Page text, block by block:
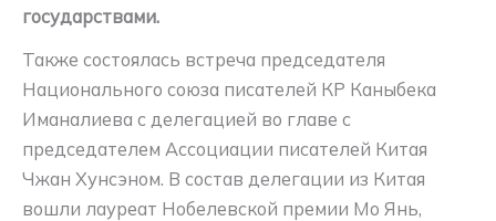
государствами.
Также состоялась встреча председателя
Национального союза писателей КР Каныбека
Иманалиева с делегацией во главе с
председателем Ассоциации писателей Китая
Чжан Хунсэном. В состав делегации из Китая
вошли лауреат Нобелевской премии Мо Янь,